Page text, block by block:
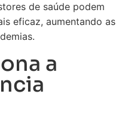
de saúde podem
eficaz, aumentando as
a